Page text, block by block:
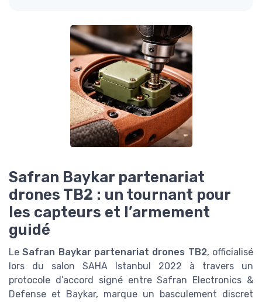
Safran Baykar partenariat
drones TB2 : un tournant pour
les capteurs et l’armement
guidé
LeSafran Baykar partenariat drones TB2, officialisé
lors du salon SAHA Istanbul 2022 à travers un
protocole d’accord signé entre Safran Electronics &
Defense et Baykar, marque un basculement discret